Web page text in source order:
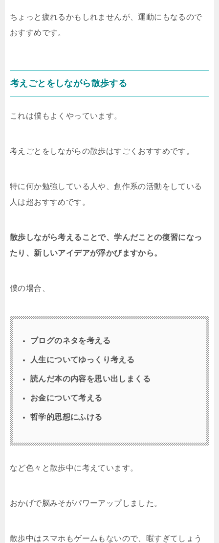
ちょっと疲れるかもしれませんが、運動にもなるので
おすすめです。
考えごとをしながら散歩する
これは僕もよくやっています。
考えごとをしながらの散歩はすごくおすすめです。
特に何か勉強している人や、創作系の活動をしている
人は超おすすめです。
散歩しながら考えることで、学んだことの復習になっ
たり、新しいアイデアが浮かびますから。
僕の場合、
ブログのネタを考える
人生についてゆっくり考える
読んだ本の内容を思い出しまくる
お金について考える
哲学的思想にふける
など色々と散歩中に考えています。
おかげで脳みそがパワーアップしました。
散歩中はスマホもゲームもないので、暇すぎてしょう